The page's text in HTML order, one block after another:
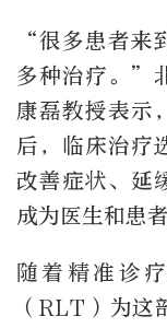
“很多患者来
多种治疗。”
康磊教授表示
后，临床治疗
改善症状、延
成为医生和患
随着精准诊
（RLT）为这